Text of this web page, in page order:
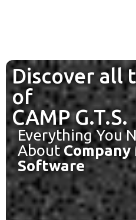
Discover all
of
CAMP G.T.S.
Everything You
About
Software